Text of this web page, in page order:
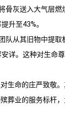
骨灰送入大气层燃
升至43%。
队从其旧物中提取
详。这种对生命
生命的庄严致敬
葬业的服务标杆